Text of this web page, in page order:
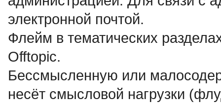
электронной почтой.
Флейм в тематических
Offtopic.
Бессмысленнyю или
несёт смысловой нагрузки